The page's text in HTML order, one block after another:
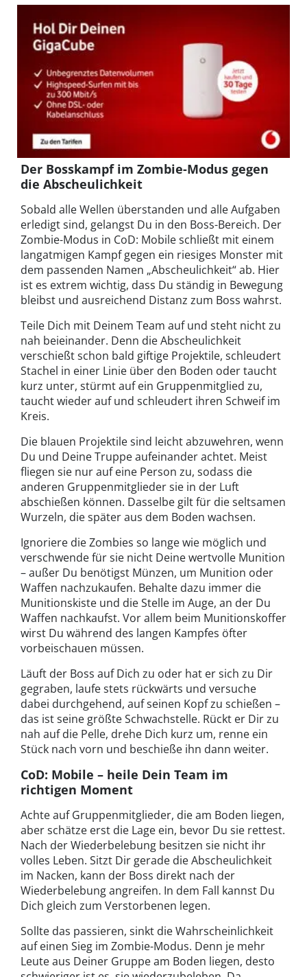
Der Bosskampf im Zombie-Modus gegen
die Abscheulichkeit
Sobald alle Wellen überstanden und alle Aufgaben
erledigt sind, gelangst Du in den Boss-Bereich. Der
Zombie-Modus in CoD: Mobile schließt mit einem
langatmigen Kampf gegen ein riesiges Monster mit
dem passenden Namen „Abscheulichkeit“ ab. Hier
ist es extrem wichtig, dass Du ständig in Bewegung
bleibst und ausreichend Distanz zum Boss wahrst.
Teile Dich mit Deinem Team auf und steht nicht zu
nah beieinander. Denn die Abscheulichkeit
verschießt schon bald giftige Projektile, schleudert
Stachel in einer Linie über den Boden oder taucht
kurz unter, stürmt auf ein Gruppenmitglied zu,
taucht wieder auf und schleudert ihren Schweif im
Kreis.
Die blauen Projektile sind leicht abzuwehren, wenn
Du und Deine Truppe aufeinander achtet. Meist
fliegen sie nur auf eine Person zu, sodass die
anderen Gruppenmitglieder sie in der Luft
abschießen können. Dasselbe gilt für die seltsamen
Wurzeln, die später aus dem Boden wachsen.
Ignoriere die Zombies so lange wie möglich und
verschwende für sie nicht Deine wertvolle Munition
– außer Du benötigst Münzen, um Munition oder
Waffen nachzukaufen. Behalte dazu immer die
Munitionskiste und die Stelle im Auge, an der Du
Waffen nachkaufst. Vor allem beim Munitionskoffer
wirst Du während des langen Kampfes öfter
vorbeischauen müssen.
Läuft der Boss auf Dich zu oder hat er sich zu Dir
gegraben, laufe stets rückwärts und versuche
dabei durchgehend, auf seinen Kopf zu schießen –
das ist seine größte Schwachstelle. Rückt er Dir zu
nah auf die Pelle, drehe Dich kurz um, renne ein
Stück nach vorn und beschieße ihn dann weiter.
CoD: Mobile – heile Dein Team im
richtigen Moment
Achte auf Gruppenmitglieder, die am Boden liegen,
aber schätze erst die Lage ein, bevor Du sie rettest.
Nach der Wiederbelebung besitzen sie nicht ihr
volles Leben. Sitzt Dir gerade die Abscheulichkeit
im Nacken, kann der Boss direkt nach der
Wiederbelebung angreifen. In dem Fall kannst Du
Dich gleich zum Verstorbenen legen.
Sollte das passieren, sinkt die Wahrscheinlichkeit
auf einen Sieg im Zombie-Modus. Denn je mehr
Leute aus Deiner Gruppe am Boden liegen, desto